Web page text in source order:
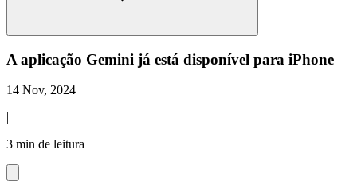
A aplicação Gemini já está disponível para iPhone
14 Nov, 2024
|
3 min de leitura